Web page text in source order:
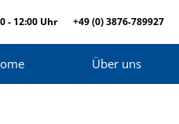
- 12:00 Uhr +49 (0) 3876-789927
Über uns